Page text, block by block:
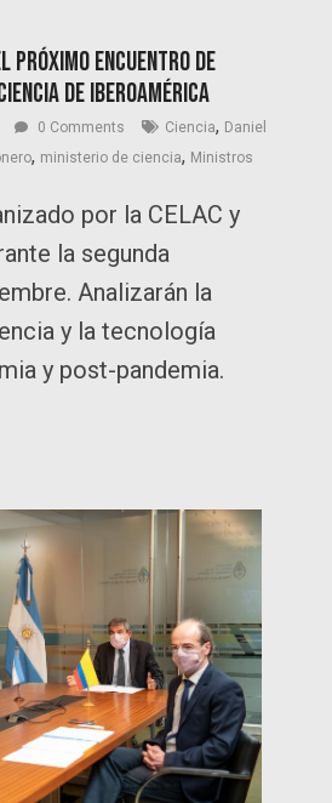
próximo encuentro de
de Iberoamérica
0 Comments Ciencia, Daniel
, ministerio de ciencia, Ministros
por la CELAC y
la segunda
Analizarán la
y la tecnología
y post-pandemia.